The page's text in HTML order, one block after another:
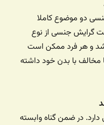
دو موضوع کاملا
گرایش جنسی از نوع
و هر فرد ممکن است
با بدن خود داشته
دارد. در ضمن گناه وابسته